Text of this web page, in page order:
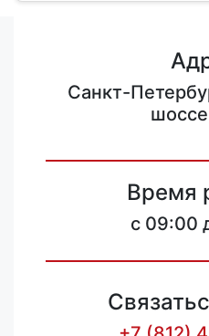
Санкт-
Время
c 09:00